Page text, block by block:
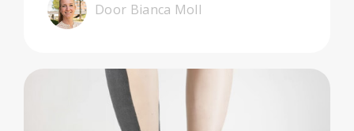
Door Bianca Moll